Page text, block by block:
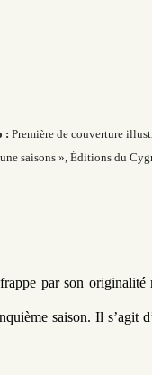
: Première de couverture
saisons », Éditions du
par son
saison. Il s’agit